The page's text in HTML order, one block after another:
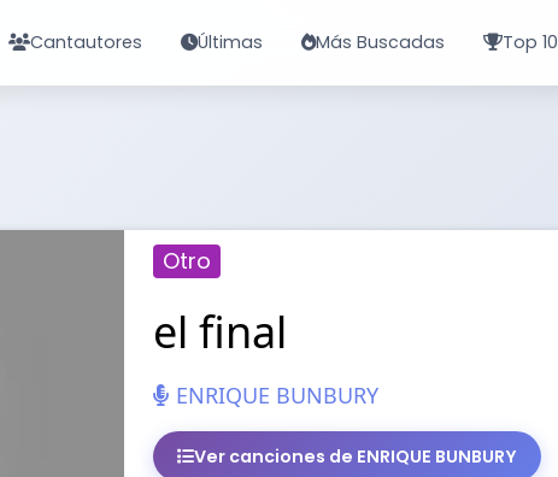
Cantautores Últimas Más Buscadas Top 10
Otro
el final
ENRIQUE BUNBURY
Ver canciones de ENRIQUE BUNBURY